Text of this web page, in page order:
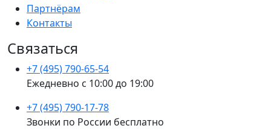
Партнёрам
Контакты
Связаться
+7 (495) 790-65-54
Ежедневно с 10:00 до 19:00
+7 (495) 790-17-78
Звонки по России бесплатно